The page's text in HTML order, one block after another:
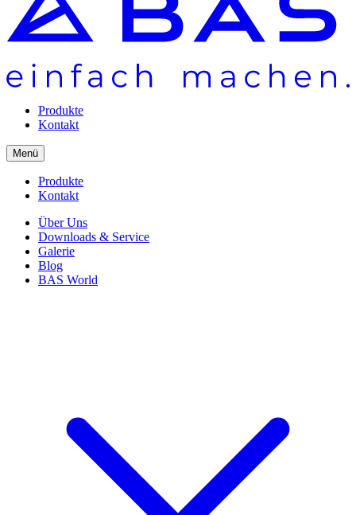
Produkte
Kontakt
Menü
Produkte
Kontakt
Über Uns
Downloads & Service
Galerie
Blog
BAS World